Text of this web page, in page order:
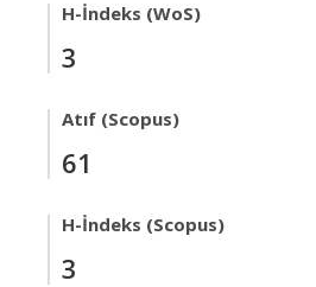
H-İndeks (WoS)
3
Atıf (Scopus)
61
H-İndeks (Scopus)
3